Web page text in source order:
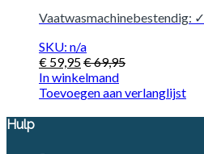
Vaatwasmachinebestendig: ✓
SKU: n/a
€ 59,95€69,95
In winkelmand
Toevoegen aan verlanglijst
Hulp